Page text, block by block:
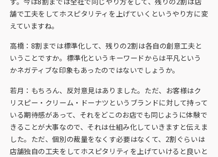
舗で工夫をしてホスピタリティを上げていくというやり方に変
えていますね。
高橋：8割までは標準化して、残りの2割は各自の創意工夫と
いうことですか。標準化というキーワードからは平凡という
かネガティブな印象もあったのではないでしょうか。
若月：もちろん、反対意見はありました。ただ、お客様はク
リスピー・クリーム・ドーナツというブランドに対して持って
いる期待感があって、それをどこのお店でも同じように体験で
きることが大事なので、それは仕組み化していきますと伝えま
した。ただ、個別の裁量をなくす必要はなくて、2割ぐらいは
店舗独自の工夫をしてホスピタリティを上げていけると良いと